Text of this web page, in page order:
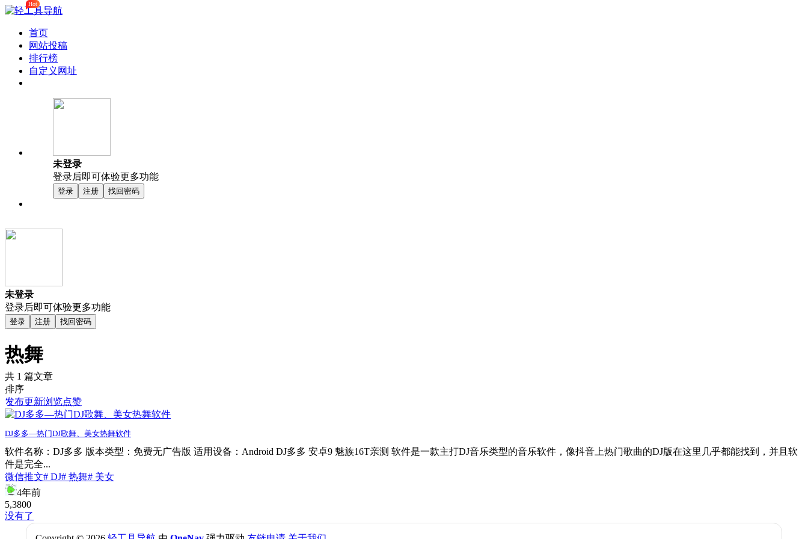
首页
网站投稿
排行榜
Hot
自定义网址
未登录
登录后即可体验更多功能
登录 注册 找回密码
未登录
登录后即可体验更多功能
登录 注册 找回密码
热舞
共 1 篇文章
排序
发布更新浏览点赞
DJ多多—热门DJ歌舞、美女热舞软件
软件名称：DJ多多 版本类型：免费无广告版 适用设备：Android DJ多多 安卓9 魅族16T亲测 软件是一款主打DJ音乐类型的音乐软件，像抖音上热门歌曲的DJ版在这里几乎都能找到，并且软
件是完全...
微信推文# DJ# 热舞# 美女
4年前
5,3800
没有了